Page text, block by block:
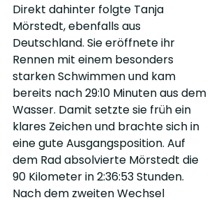
Direkt dahinter folgte Tanja
Mörstedt, ebenfalls aus
Deutschland. Sie eröffnete ihr
Rennen mit einem besonders
starken Schwimmen und kam
bereits nach 29:10 Minuten aus dem
Wasser. Damit setzte sie früh ein
klares Zeichen und brachte sich in
eine gute Ausgangsposition. Auf
dem Rad absolvierte Mörstedt die
90 Kilometer in 2:36:53 Stunden.
Nach dem zweiten Wechsel